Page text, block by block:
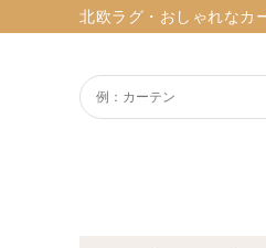
北欧ラグ・おしゃれなカ